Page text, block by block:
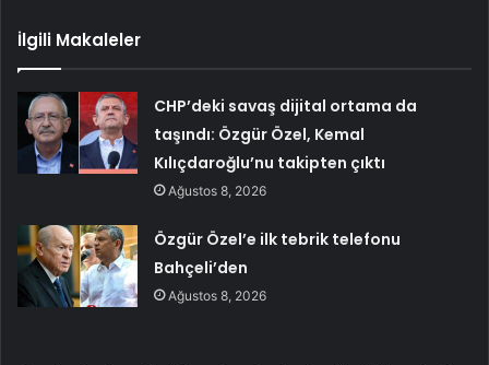
İlgili Makaleler
CHP’deki savaş dijital ortama da
taşındı: Özgür Özel, Kemal
Kılıçdaroğlu’nu takipten çıktı
Ağustos 8, 2026
Özgür Özel’e ilk tebrik telefonu
Bahçeli’den
Ağustos 8, 2026